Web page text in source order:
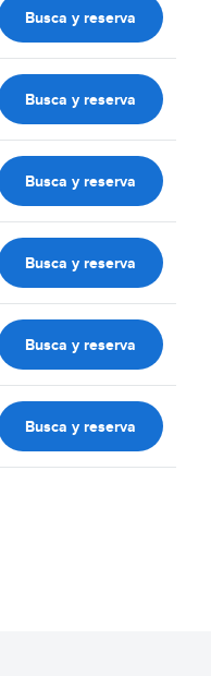
Busca y reserva
Busca y reserva
Busca y reserva
Busca y reserva
Busca y reserva
Busca y reserva